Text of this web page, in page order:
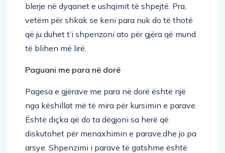
blerje në dyqanet e ushqimit të shpejtë. Pra,
vetëm për shkak se keni para nuk do të thotë
që ju duhet t’i shpenzoni ato për gjëra që mund
të blihen më lirë.
Paguani me para në dorë
Pagesa e gjërave me para në dorë është një
nga këshillat më të mira për kursimin e parave.
Është diçka që do ta dëgjoni sa herë që
diskutohet për menaxhimin e parave,dhe jo pa
arsye. Shpenzimi i parave të gatshme është